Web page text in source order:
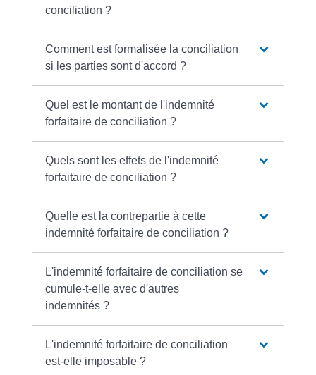
conciliation ?
Comment est formalisée la conciliation
si les parties sont d'accord ?
Quel est le montant de l'indemnité
forfaitaire de conciliation ?
Quels sont les effets de l'indemnité
forfaitaire de conciliation ?
Quelle est la contrepartie à cette
indemnité forfaitaire de conciliation ?
L'indemnité forfaitaire de conciliation se
cumule-t-elle avec d'autres
indemnités ?
L'indemnité forfaitaire de conciliation
est-elle imposable ?